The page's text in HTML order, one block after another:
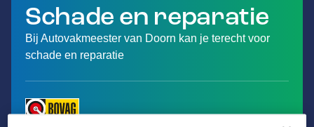
Schade en reparatie
Bij Autovakmeester van Doorn kan je terecht voor
schade en reparatie